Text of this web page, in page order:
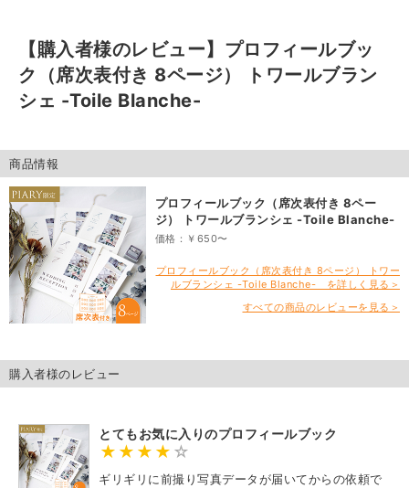
【購入者様のレビュー】 プロフィールブッ
ク（席次表付き 8ページ） トワールブラン
シェ -Toile Blanche-
商品情報
プロフィールブック（席次表付き 8ペー
ジ） トワールブランシェ -Toile Blanche-
価格：￥650〜
プロフィールブック（席次表付き 8ページ） トワー
ルブランシェ -Toile Blanche- を詳しく見る＞
すべての商品のレビューを見る＞
購入者様のレビュー
とてもお気に入りのプロフィールブック
ギリギリに前撮り写真データが届いてからの依頼で